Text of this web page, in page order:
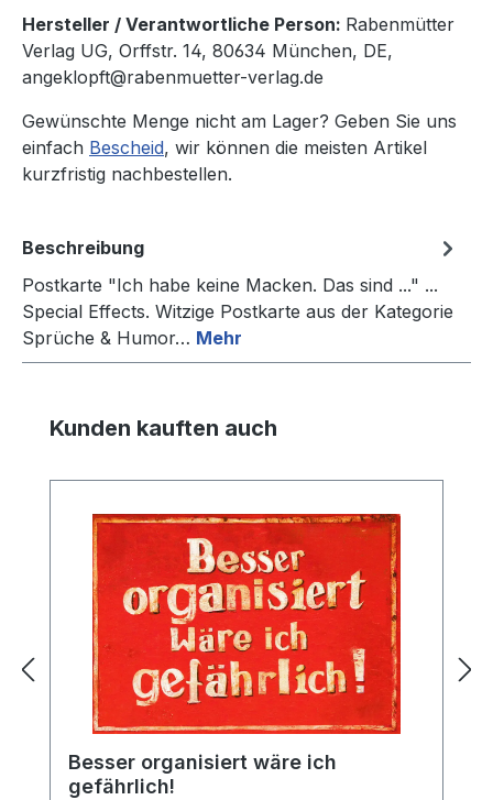
Hersteller / Verantwortliche Person: Rabenmütter
Verlag UG, Orffstr. 14, 80634 München, DE,
angeklopft@rabenmuetter-verlag.de
Gewünschte Menge nicht am Lager? Geben Sie uns
einfach Bescheid, wir können die meisten Artikel
kurzfristig nachbestellen.
Beschreibung
Postkarte "Ich habe keine Macken. Das sind ..." ...
Special Effects. Witzige Postkarte aus der Kategorie
Sprüche & Humor… Mehr
Produktgalerie überspringen
Kunden kauften auch
Besser organisiert wäre ich
gefährlich!